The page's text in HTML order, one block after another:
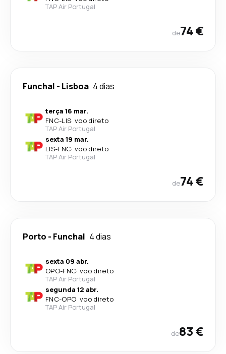
TAP Air Portugal
de74 €
Funchal - Lisboa 4 dias
terça 16 mar.
FNC-LIS· voo direto
TAP Air Portugal
sexta 19 mar.
LIS-FNC· voo direto
TAP Air Portugal
de74 €
Porto - Funchal 4 dias
sexta 09 abr.
OPO-FNC· voo direto
TAP Air Portugal
segunda 12 abr.
FNC-OPO· voo direto
TAP Air Portugal
de83 €